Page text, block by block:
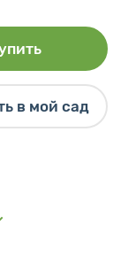
в мой сад